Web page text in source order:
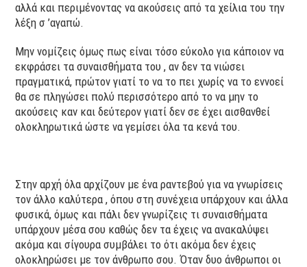
αλλά και περιμένοντας να ακούσεις από τα χείλια του την
λέξη σ ’αγαπώ.
Μην νομίζεις όμως πως είναι τόσο εύκολο για κάποιον να
εκφράσει τα συναισθήματα του , αν δεν τα νιώσει
πραγματικά, πρώτον γιατί το να το πει χωρίς να το εννοεί
θα σε πληγώσει πολύ περισσότερο από το να μην το
ακούσεις καν και δεύτερον γιατί δεν σε έχει αισθανθεί
ολοκληρωτικά ώστε να γεμίσει όλα τα κενά του.
Στην αρχή όλα αρχίζουν με ένα ραντεβού για να γνωρίσεις
τον άλλο καλύτερα , όπου στη συνέχεια υπάρχουν και άλλα
φυσικά, όμως και πάλι δεν γνωρίζεις τι συναισθήματα
υπάρχουν μέσα σου καθώς δεν τα έχεις να ανακαλύψει
ακόμα και σίγουρα συμβάλει το ότι ακόμα δεν έχεις
ολοκληρώσει με τον άνθρωπο σου. Όταν δυο άνθρωποι οι